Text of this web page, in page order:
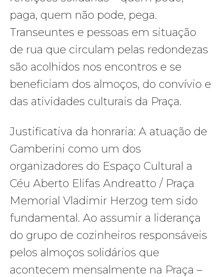
paga, quem não pode, pega.
Transeuntes e pessoas em situação
de rua que circulam pelas redondezas
são acolhidos nos encontros e se
beneficiam dos almoços, do convívio e
das atividades culturais da Praça.
Justificativa da honraria: A atuação de
Gamberini como um dos
organizadores do Espaço Cultural a
Céu Aberto Elifas Andreatto / Praça
Memorial Vladimir Herzog tem sido
fundamental. Ao assumir a liderança
do grupo de cozinheiros responsáveis
pelos almoços solidários que
acontecem mensalmente na Praça –